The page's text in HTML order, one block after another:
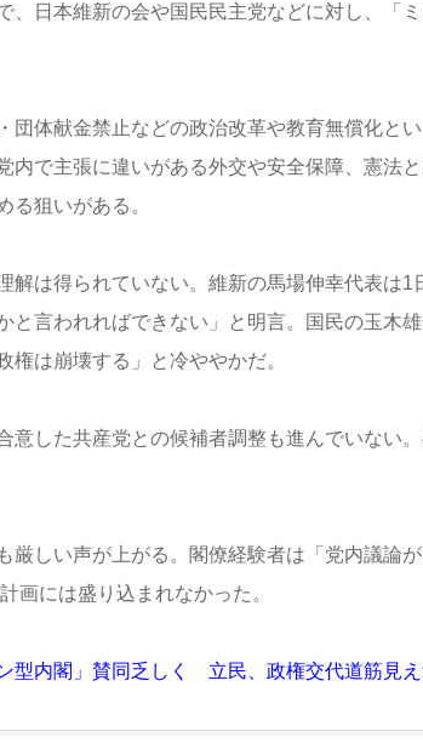
、日本維新の会や国民民主党などに対し、「
団体献金禁止などの政治改革や教育無償化と
内で主張に違いがある外交や安全保障、憲法
る狙いがある。
解は得られていない。維新の馬場伸幸代表は
と言われればできない」と明言。国民の玉木
権は崩壊する」と冷ややかだ。
意した共産党との候補者調整も進んでいない
厳しい声が上がる。閣僚経験者は「党内議論
画には盛り込まれなかった。
ン型内閣」賛同乏しく 立民、政権交代道筋見